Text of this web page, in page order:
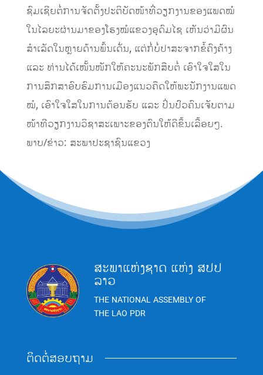
ຊົມເຊີຍຕໍ່ການຈັດຕັ້ງປະຕິບັດໜ້າທີ່ວຽກງານຂອງແພດໝໍ
ໃນໄລຍະຜ່ານມາຂອງໂຮງໝໍແຂວງອຸດົມໄຊ ເຫັນວ່າມີຜົນ
ສໍາເລັດໃນຫຼາຍດ້ານພົ້ນເດັ່ນ, ແຕ່ກໍ່ບໍ່ປາສະຈາກຂໍ້ຄົງຄ້າງ
ແລະ ທ່ານໄດ້ເໜັ້ນໜັກໃຫ້ຄະນະພັກສືບຕໍ່ ເອົາໃຈໃສໃນ
ການສຶກສາອົບຮົມການເມືອງແນວຄຶດໃຫ້ພະນັກງານແພດ
ໝໍ, ເອົາໃຈໃສໃນການຕ້ອນຮັບ ແລະ ປິ່ນປົວຄົນເຈັບຕາມ
ໜ້າທີວຽກງານວິຊາສະເພາະຂອງຕົນໃຫ້ດີຂຶ້ນເລື້ອຍໆ.
ພາບ/ຂ່າວ: ສະພາປະຊາຊົນແຂວງ
ສະພາແຫ່ງຊາດ ແຫ່ງ ສປປ
ລາວ
THE NATIONAL ASSEMBLY OF
THE LAO PDR
ຕິດຕໍ່ສອບຖາມ